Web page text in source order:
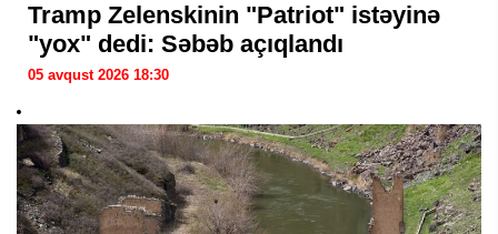
Tramp Zelenskinin "Patriot" istəyinə
"yox" dedi: Səbəb açıqlandı
05 avqust 2026 18:30